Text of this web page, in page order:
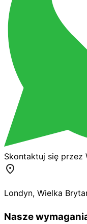
Skontaktuj się przez
Londyn, Wielka
Nasze